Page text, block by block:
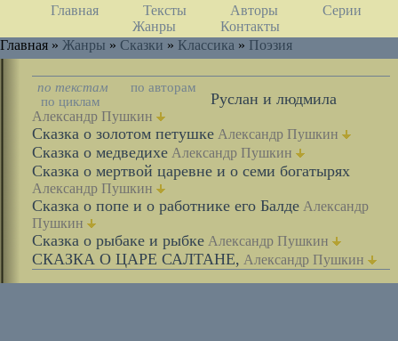
Главная Тексты Авторы
Серии
Жанры
Контакты
Главная » Жанры » Сказки » Классика » Поэзия
по текстам
по авторам
по циклам
Руслан и людмила
Александр Пушкин
Сказка о золотом петушке Александр Пушкин
Сказка о медведихе Александр Пушкин
Сказка о мертвой царевне и о семи богатырях
Александр Пушкин
Сказка о попе и о работнике его Балде Александр
Пушкин
Сказка о рыбаке и рыбке Александр Пушкин
СКАЗКА О ЦАРЕ САЛТАНЕ, Александр Пушкин